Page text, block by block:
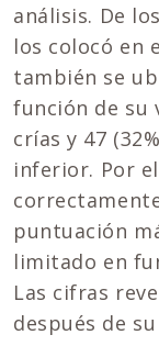
análisis. De
los colocó en
también se
función de su
crías y 47
inferior. Por
puntuación
limitado en
Las cifras
después de